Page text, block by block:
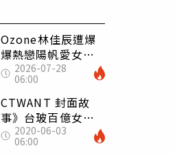
Ozone林佳辰遭爆
爆熱戀陽帆愛女
「禁令」解封深夜
帶安吉返家
2026-07-28
06:00
CTWANT 封面故
事》台玻百億女婿
有桃花 小刀入夜
直搗正妹香閨
2020-06-03
06:00